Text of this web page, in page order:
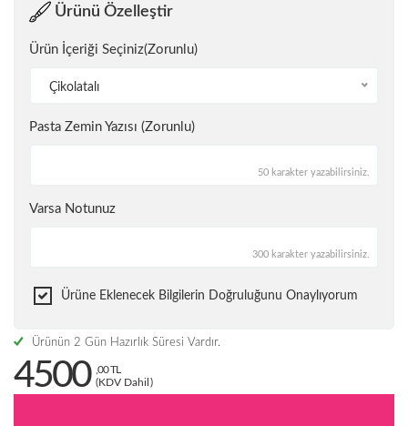
Ürünü Özelleştir
Ürün İçeriği Seçiniz(Zorunlu)
Çikolatalı
Pasta Zemin Yazısı (Zorunlu)
50 karakter yazabilirsiniz.
Varsa Notunuz
300 karakter yazabilirsiniz.
Ürüne Eklenecek Bilgilerin Doğruluğunu Onaylıyorum
Ürünün 2 Gün Hazırlık Süresi Vardır.
4500
,00 TL
(KDV Dahil)